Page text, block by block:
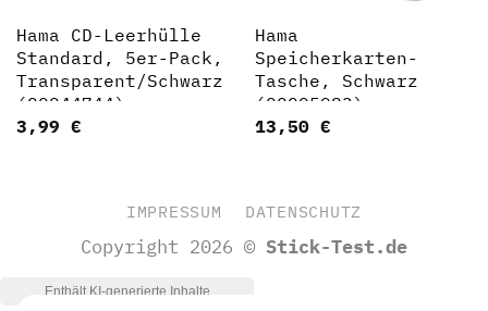
Hama CD-Leerhülle
Standard, 5er-Pack,
Transparent/Schwarz
(00044744)
3,99 €
Hama
Speicherkarten-
Tasche, Schwarz
(00095983)
13,50 €
IMPRESSUM DATENSCHUTZ
Copyright 2026 © Stick-Test.de